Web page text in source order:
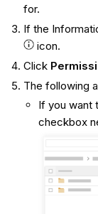
for.
If the
icon.
Click
The following
If you want
checkbox